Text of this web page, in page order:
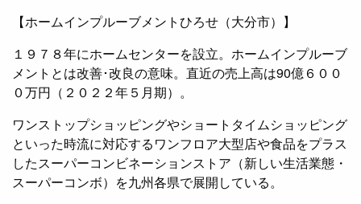
【ホームインプルーブメントひろせ（大分市）】
１９７８年にホームセンターを設立。ホームインプルーブ
メントとは改善･改良の意味。直近の売上高は90億６００
０万円（２０２２年５月期）。
ワンストップショッピングやショートタイムショッピング
といった時流に対応するワンフロア大型店や食品をプラス
したスーパーコンビネーションストア（新しい生活業態・
スーパーコンボ）を九州各県で展開している。